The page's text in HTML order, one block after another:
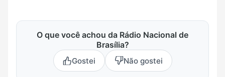
O que você achou da Rádio Nacional de
Brasília?
Gostei Não gostei